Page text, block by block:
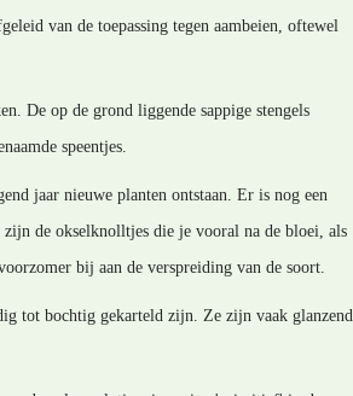
van de toepassing tegen aambeien, oftewel
De op de grond liggende sappige stengels
speentjes.
jaar nieuwe planten ontstaan. Er is nog een
de okselknolltjes die je vooral na de bloei, als
bij aan de verspreiding van de soort.
tot bochtig gekarteld zijn. Ze zijn vaak glanzend